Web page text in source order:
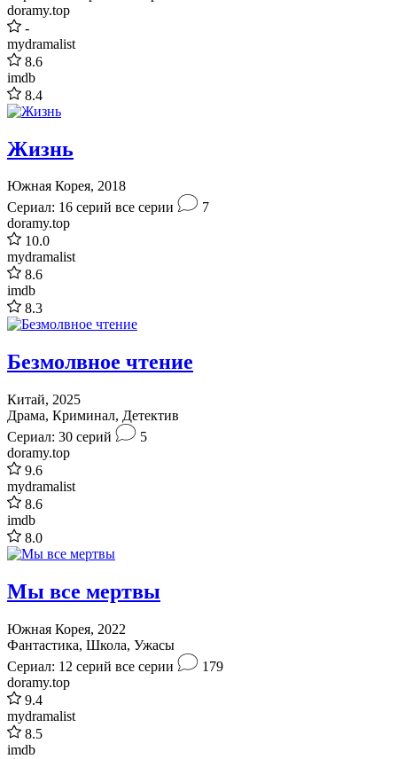
doramy.top
-
mydramalist
8.6
imdb
8.4
Жизнь
Южная Корея, 2018
Сериал: 16 серий все серии
7
doramy.top
10.0
mydramalist
8.6
imdb
8.3
Безмолвное чтение
Китай, 2025
Драма, Криминал, Детектив
Сериал: 30 серий
5
doramy.top
9.6
mydramalist
8.6
imdb
8.0
Мы все мертвы
Южная Корея, 2022
Фантастика, Школа, Ужасы
Сериал: 12 серий все серии
179
doramy.top
9.4
mydramalist
8.5
imdb